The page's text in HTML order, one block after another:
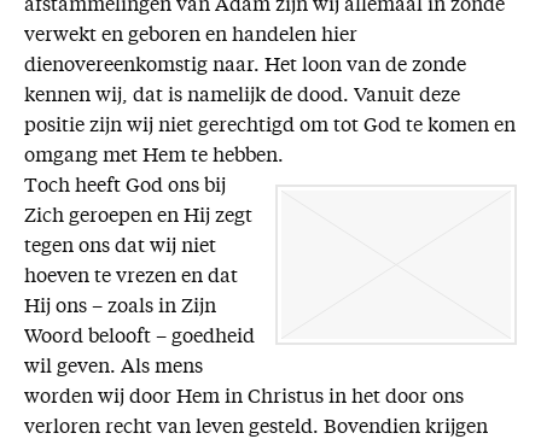
afstammelingen van Adam zijn wij allemaal in zonde
verwekt en geboren en handelen hier
dienovereenkomstig naar. Het loon van de zonde
kennen wij, dat is namelijk de dood. Vanuit deze
positie zijn wij niet gerechtigd om tot God te komen en
omgang met Hem te hebben.
Toch heeft God ons bij
Zich geroepen en Hij zegt
tegen ons dat wij niet
hoeven te vrezen en dat
Hij ons – zoals in Zijn
Woord belooft – goedheid
wil geven. Als mens
worden wij door Hem in Christus in het door ons
verloren recht van leven gesteld. Bovendien krijgen